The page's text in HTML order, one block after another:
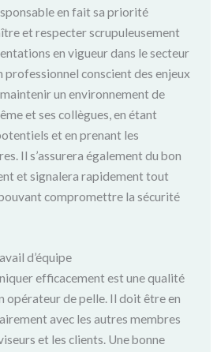
en fait sa priorité
et respecter scrupuleusement
en vigueur dans le secteur
professionnel conscient des enjeux
un environnement de
et ses collègues, en étant
et en prenant les
Il s’assurera également du bon
et signalera rapidement tout
compromettre la sécurité
d’équipe
efficacement est une qualité
opérateur de pelle. Il doit être en
avec les autres membres
et les clients. Une bonne